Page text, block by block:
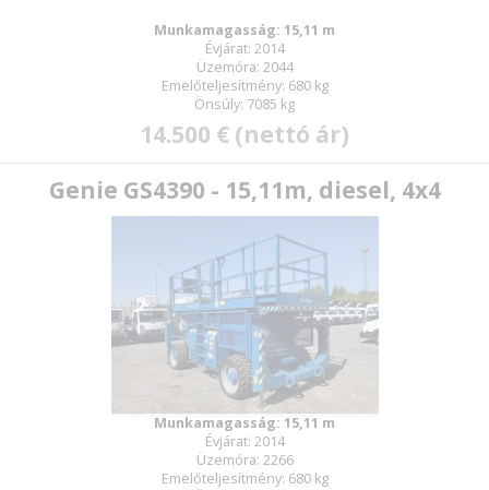
Munkamagasság: 15,11 m
Évjárat: 2014
Üzemóra: 2044
Emelőteljesítmény: 680 kg
Önsúly: 7085 kg
14.500 € (nettó ár)
Genie GS4390 - 15,11m, diesel, 4x4
Munkamagasság: 15,11 m
Évjárat: 2014
Üzemóra: 2266
Emelőteljesítmény: 680 kg